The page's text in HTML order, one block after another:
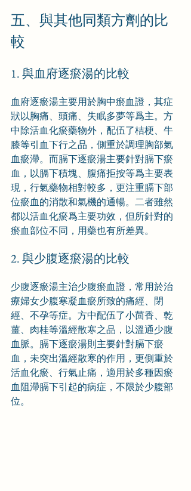
五、與其他同類方劑的比
較
1. 與血府逐瘀湯的比較
血府逐瘀湯主要用於胸中瘀血證，其症
狀以胸痛、頭痛、失眠多夢等爲主。方
中除活血化瘀藥物外，配伍了桔梗、牛
膝等引血下行之品，側重於調理胸部氣
血瘀滯。而膈下逐瘀湯主要針對膈下瘀
血，以膈下積塊、腹痛拒按等爲主要表
現，行氣藥物相對較多，更注重膈下部
位瘀血的消散和氣機的通暢。二者雖然
都以活血化瘀爲主要功效，但所針對的
瘀血部位不同，用藥也有所差異。
2. 與少腹逐瘀湯的比較
少腹逐瘀湯主治少腹瘀血證，常用於治
療婦女少腹寒凝血瘀所致的痛經、閉
經、不孕等症。方中配伍了小茴香、乾
薑、肉桂等溫經散寒之品，以溫通少腹
血脈。膈下逐瘀湯則主要針對膈下瘀
血，未突出溫經散寒的作用，更側重於
活血化瘀、行氣止痛，適用於多種因瘀
血阻滯膈下引起的病症，不限於少腹部
位。